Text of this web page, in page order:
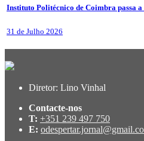
Instituto Politécnico de Coimbra passa
31 de Julho 2026
Diretor: Lino Vinhal
Contacte-nos
T: +351 239 497 750
E: